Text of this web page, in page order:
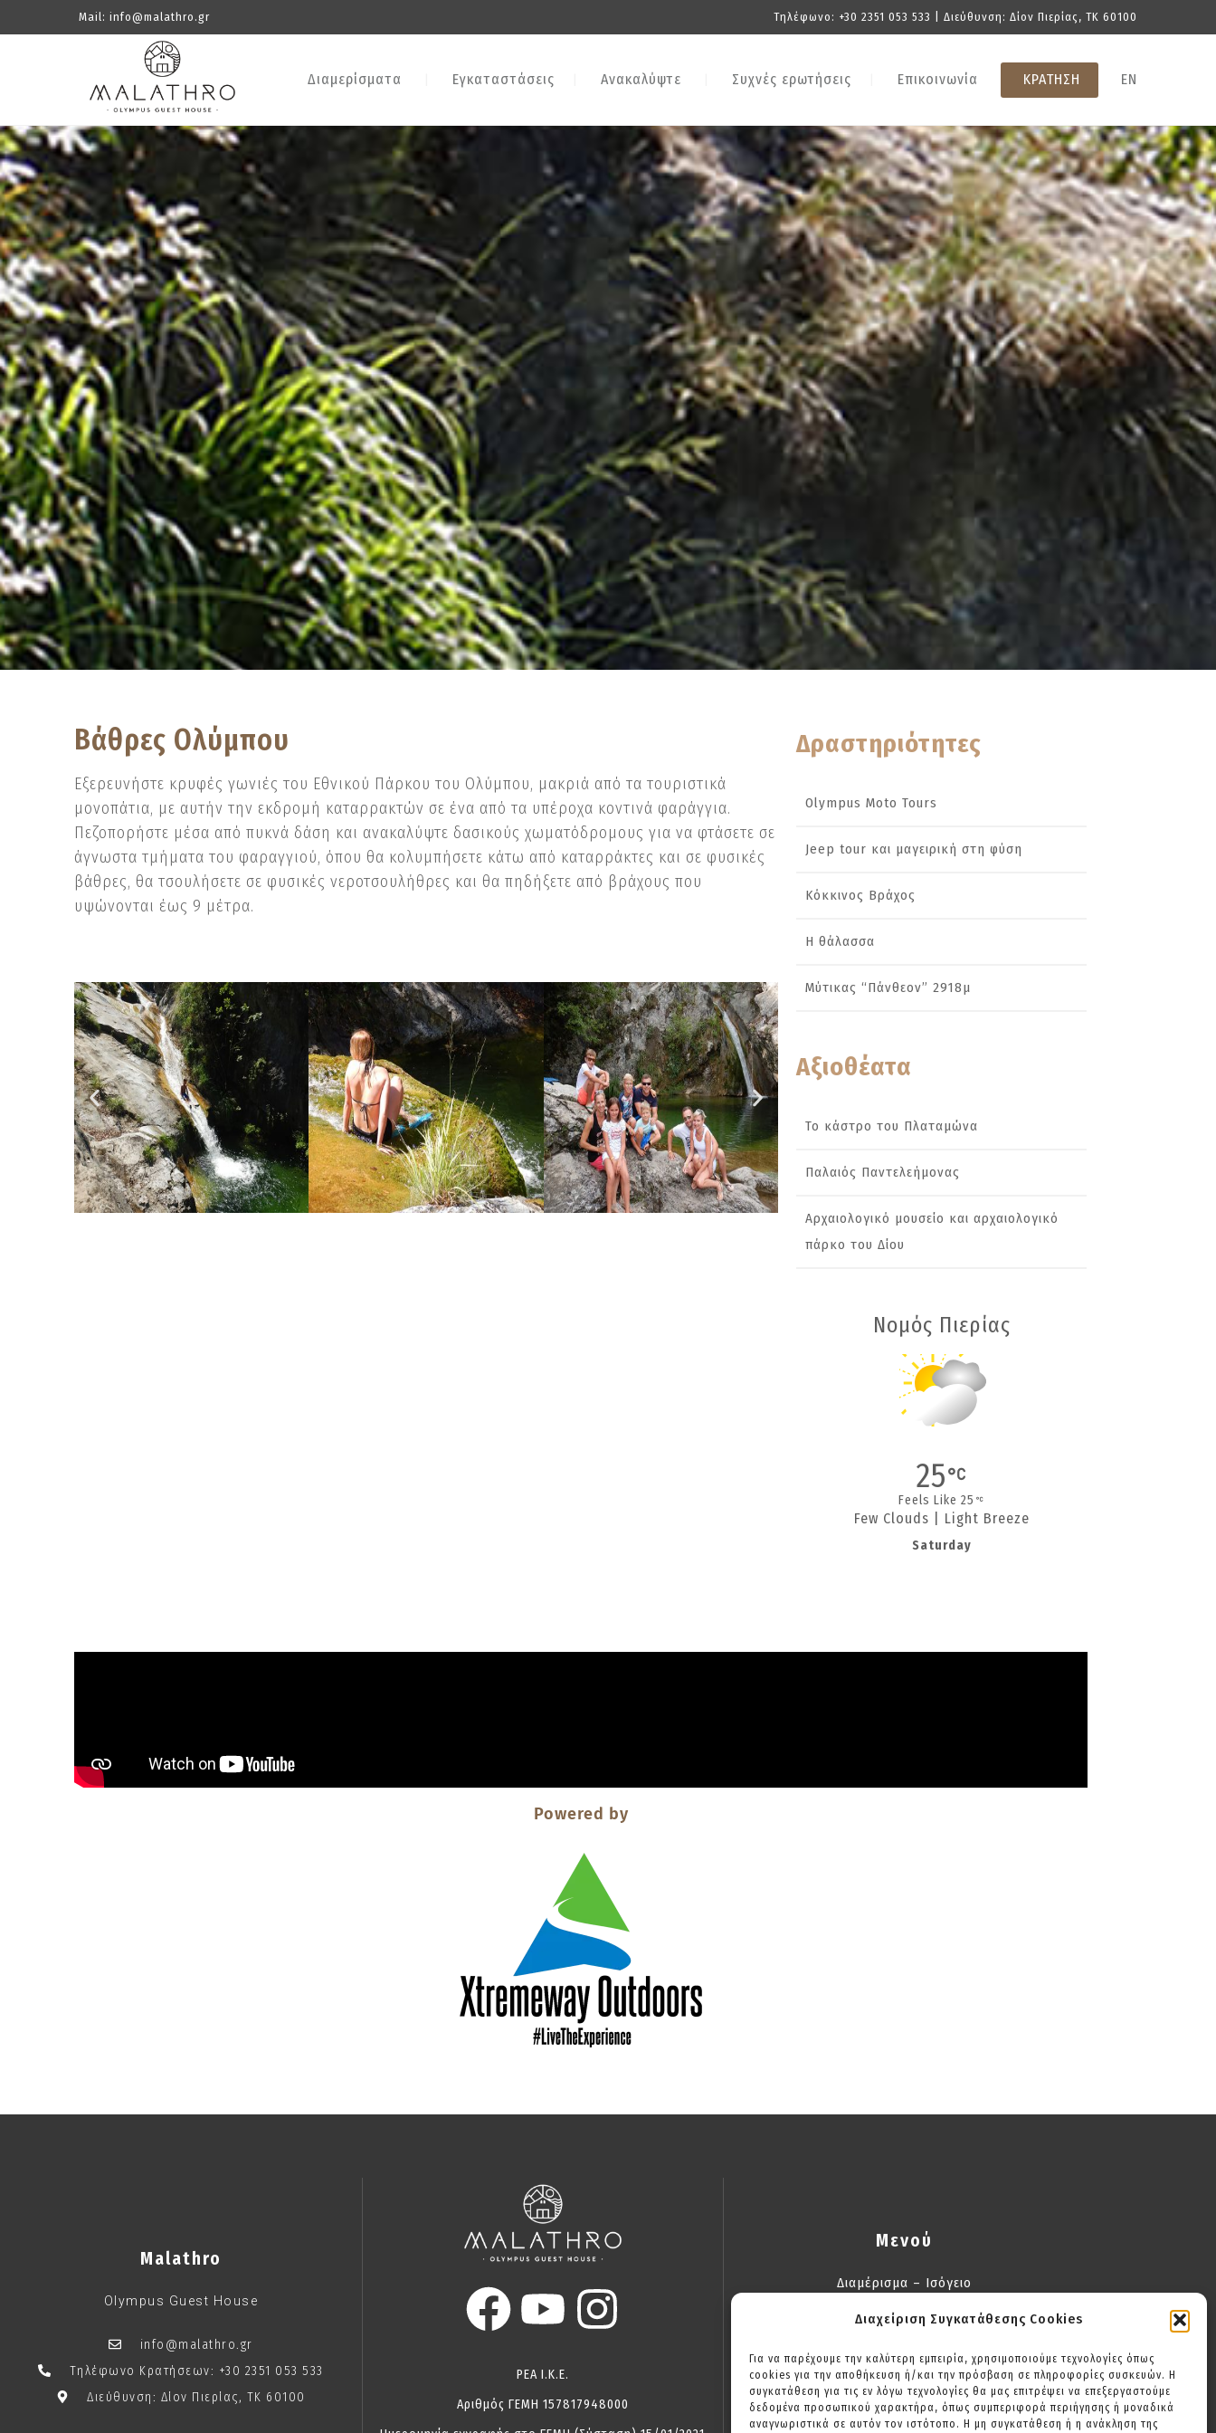
Διαχείριση Συγκατάθεσης Cookies
Για να παρέχουμε την καλύτερη εμπειρία, χρησιμοποιούμε τεχνολογίες όπως
cookies για την αποθήκευση ή/και την πρόσβαση σε πληροφορίες συσκευών. Η
συγκατάθεση για τις εν λόγω τεχνολογίες θα μας επιτρέψει να επεξεργαστούμε
δεδομένα προσωπικού χαρακτήρα, όπως συμπεριφορά περιήγησης ή μοναδικά
αναγνωριστικά σε αυτόν τον ιστότοπο. Η μη συγκατάθεση ή η ανάκληση της
Mail: info@malathro.gr Τηλέφωνο: +30 2351 053 533 | Διεύθυνση: Δίον Πιερίας, TK 60100
Διαμερίσματα Εγκαταστάσεις Ανακαλύψτε Συχνές ερωτήσεις Επικοινωνία ΚΡΑΤΗΣΗ EN
Βάθρες Ολύμπου
Εξερευνήστε κρυφές γωνιές του Εθνικού Πάρκου του Ολύμπου, μακριά από τα τουριστικά
μονοπάτια, με αυτήν την εκδρομή καταρρακτών σε ένα από τα υπέροχα κοντινά φαράγγια.
Πεζοπορήστε μέσα από πυκνά δάση και ανακαλύψτε δασικούς χωματόδρομους για να φτάσετε σε
άγνωστα τμήματα του φαραγγιού, όπου θα κολυμπήσετε κάτω από καταρράκτες και σε φυσικές
βάθρες, θα τσουλήσετε σε φυσικές νεροτσουλήθρες και θα πηδήξετε από βράχους που
υψώνονται έως 9 μέτρα.
Δραστηριότητες
Olympus Moto Tours
Jeep tour και μαγειρική στη φύση
Κόκκινος Βράχος
Η θάλασσα
Μύτικας “Πάνθεον” 2918μ
Αξιοθέατα
Το κάστρο του Πλαταμώνα
Παλαιός Παντελεήμονας
Αρχαιολογικό μουσείο και αρχαιολογικό
πάρκο του Δίου
Νομός Πιερίας
25
Feels Like 25
Few Clouds | Light Breeze
Saturday
Powered by
Malathro
Olympus Guest House
info@malathro.gr
Τηλέφωνο Κρατήσεων: +30 2351 053 533
Διεύθυνση: Δίον Πιερίας, TK 60100
ΡΕΑ Ι.Κ.Ε.
Αριθμός ΓΕΜΗ 157817948000
Μενού
Διαμέρισμα – Ισόγειο
Διαμέρισμα 2 Υπνοδωματίων
Διώροφο Διαμέρισμα
Συχνές ερωτήσεις
Επικοινωνία